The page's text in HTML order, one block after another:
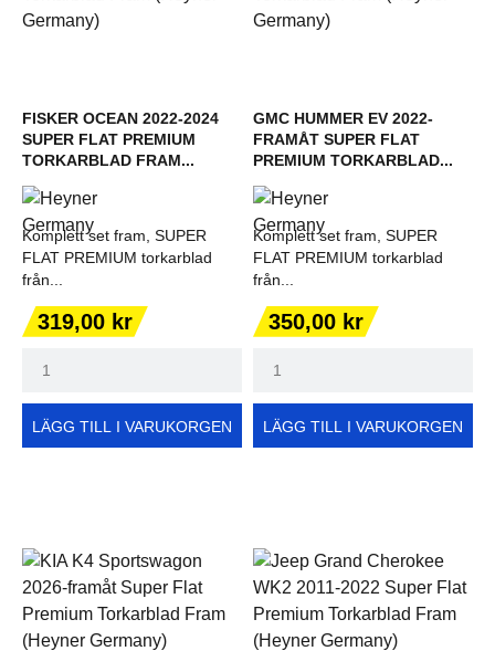
FISKER OCEAN 2022-2024
SUPER FLAT PREMIUM
TORKARBLAD FRAM...
Komplett set fram, SUPER
FLAT PREMIUM torkarblad
från...
Pris
319,00 kr
LÄGG TILL I VARUKORGEN
GMC HUMMER EV 2022-
FRAMÅT SUPER FLAT
PREMIUM TORKARBLAD...
Komplett set fram, SUPER
FLAT PREMIUM torkarblad
från...
Pris
350,00 kr
LÄGG TILL I VARUKORGEN